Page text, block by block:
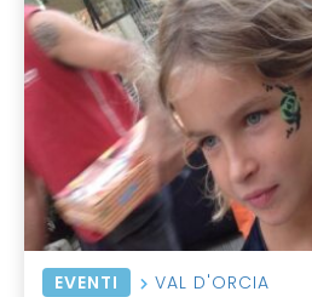
EVENTI VAL D'ORCIA